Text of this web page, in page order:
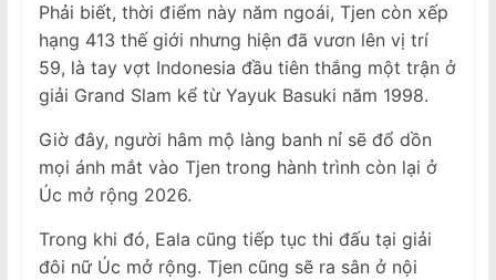
Phải biết, thời điểm này năm ngoái, Tjen còn xếp
hạng 413 thế giới nhưng hiện đã vươn lên vị trí
59, là tay vợt Indonesia đầu tiên thắng một trận ở
giải Grand Slam kể từ Yayuk Basuki năm 1998.
Giờ đây, người hâm mộ làng banh nỉ sẽ đổ dồn
mọi ánh mắt vào Tjen trong hành trình còn lại ở
Úc mở rộng 2026.
Trong khi đó, Eala cũng tiếp tục thi đấu tại giải
đôi nữ Úc mở rộng. Tjen cũng sẽ ra sân ở nội